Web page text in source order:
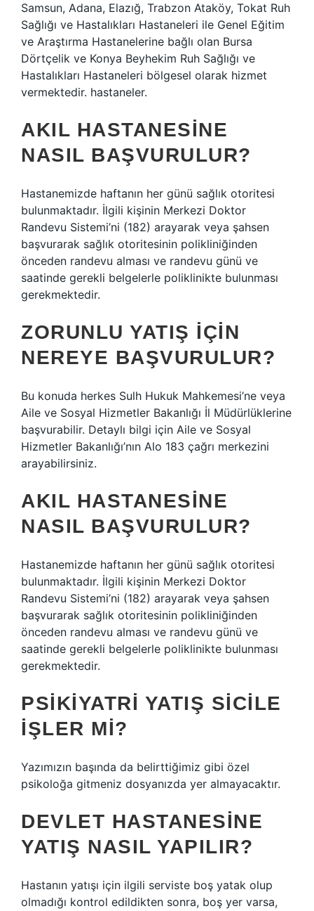
Samsun, Adana, Elazığ, Trabzon Ataköy, Tokat Ruh
Sağlığı ve Hastalıkları Hastaneleri ile Genel Eğitim
ve Araştırma Hastanelerine bağlı olan Bursa
Dörtçelik ve Konya Beyhekim Ruh Sağlığı ve
Hastalıkları Hastaneleri bölgesel olarak hizmet
vermektedir. hastaneler.
AKIL HASTANESINE
NASIL BAŞVURULUR?
Hastanemizde haftanın her günü sağlık otoritesi
bulunmaktadır. İlgili kişinin Merkezi Doktor
Randevu Sistemi’ni (182) arayarak veya şahsen
başvurarak sağlık otoritesinin polikliniğinden
önceden randevu alması ve randevu günü ve
saatinde gerekli belgelerle poliklinikte bulunması
gerekmektedir.
ZORUNLU YATIŞ IÇIN
NEREYE BAŞVURULUR?
Bu konuda herkes Sulh Hukuk Mahkemesi’ne veya
Aile ve Sosyal Hizmetler Bakanlığı İl Müdürlüklerine
başvurabilir. Detaylı bilgi için Aile ve Sosyal
Hizmetler Bakanlığı’nın Alo 183 çağrı merkezini
arayabilirsiniz.
AKIL HASTANESINE
NASIL BAŞVURULUR?
Hastanemizde haftanın her günü sağlık otoritesi
bulunmaktadır. İlgili kişinin Merkezi Doktor
Randevu Sistemi’ni (182) arayarak veya şahsen
başvurarak sağlık otoritesinin polikliniğinden
önceden randevu alması ve randevu günü ve
saatinde gerekli belgelerle poliklinikte bulunması
gerekmektedir.
PSIKIYATRI YATIŞ SICILE
IŞLER MI?
Yazımızın başında da belirttiğimiz gibi özel
psikoloğa gitmeniz dosyanızda yer almayacaktır.
DEVLET HASTANESINE
YATIŞ NASIL YAPILIR?
Hastanın yatışı için ilgili serviste boş yatak olup
olmadığı kontrol edildikten sonra, boş yer varsa,